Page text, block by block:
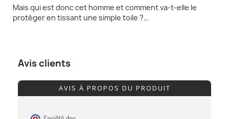
Mais qui est donc cet homme et comment va-t-elle le
protéger en tissant une simple toile ?…
Avis clients
AVIS À PROPOS DU PRODUIT